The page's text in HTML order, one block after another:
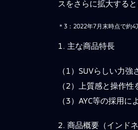
スをさらに拡大する
＊3：2022年7月末時点で約
1. 主な商品特長
（1）SUVらしい力
（2）上質感と操作
（3）AYC等の採用
2. 商品概要（インドネ